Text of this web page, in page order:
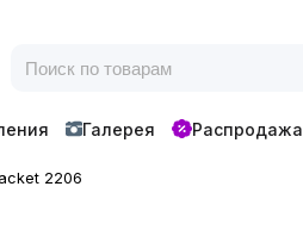
Галерея Распродажа
2206